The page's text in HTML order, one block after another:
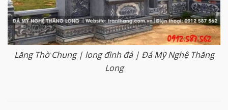
Lăng Thờ Chung | long đình đá | Đá Mỹ Nghệ Thăng
Long